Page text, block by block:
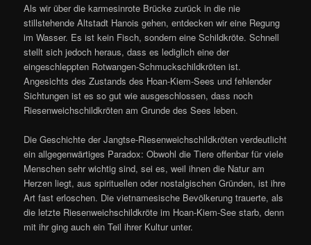
Als wir über die karmesinrote Brücke zurück in die nie
stillstehende Altstadt Hanois gehen, entdecken wir eine Regung
im Wasser. Es ist kein Fisch, sondern eine Schildkröte. Schnell
stellt sich jedoch heraus, dass es lediglich eine der
eingeschleppten Rotwangen-Schmuckschildkröten ist.
Angesichts des Zustands des Hoan-Kiem-Sees und fehlender
Sichtungen ist es so gut wie ausgeschlossen, dass noch
Riesenweichschildkröten am Grunde des Sees leben.
Die Geschichte der Jangtse-Riesenweichschildkröten verdeutlicht
ein allgegenwärtiges Paradox: Obwohl die Tiere offenbar für viele
Menschen sehr wichtig sind, sei es, weil ihnen die Natur am
Herzen liegt, aus spirituellen oder nostalgischen Gründen, ist ihre
Art fast erloschen. Die vietnamesische Bevölkerung trauerte, als
die letzte Riesenweichschildkröte im Hoan-Kiem-See starb, denn
mit ihr ging auch ein Teil ihrer Kultur unter.